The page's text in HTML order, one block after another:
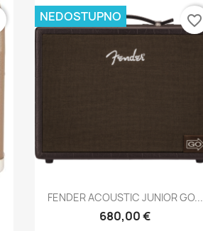
Brzi pregled
FENDER ACOUSTIC JUNIOR GO...
680,00 €
NEDOSTUPNO favorite_border